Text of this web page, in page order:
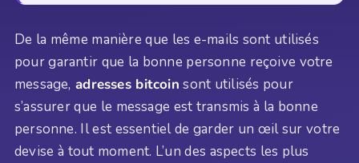
De la même manière que les e-mails sont utilisés
pour garantir que la bonne personne reçoive votre
message, adresses bitcoin sont utilisés pour
s’assurer que le message est transmis à la bonne
personne. Il est essentiel de garder un œil sur votre
devise à tout moment. L’un des aspects les plus